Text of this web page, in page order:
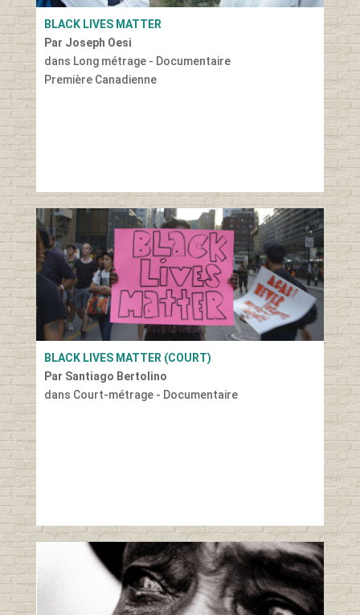
BLACK LIVES MATTER
Par Joseph Oesi
dans Long métrage - Documentaire
Première Canadienne
BLACK LIVES MATTER (COURT)
Par Santiago Bertolino
dans Court-métrage - Documentaire